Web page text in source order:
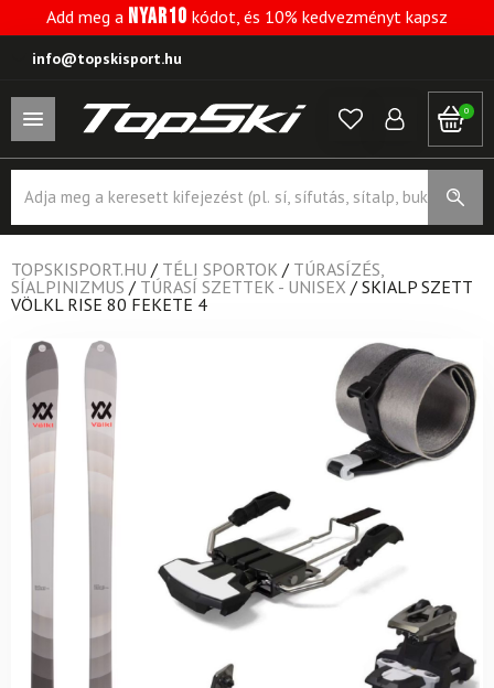
Add meg a NYAR10 kódot, és 10% kedvezményt kapsz
info@topskisport.hu
0
search
TOPSKISPORT.HU / TÉLI SPORTOK / TÚRASÍZÉS,
SÍALPINIZMUS / TÚRASÍ SZETTEK - UNISEX / SKIALP SZETT
VÖLKL RISE 80 FEKETE 4